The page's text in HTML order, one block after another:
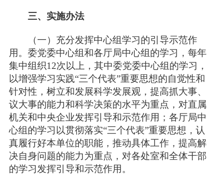
三、实施办法
（一）充分发挥中心组学习的引导示范作
用。委党委中心组和各厅局中心组的学习，每年
集中组织12次以上，其中委党委中心组的学习，
以增强学习实践“三个代表”重要思想的自觉性和
针对性，树立和发展科学发展观，提高抓大事、
议大事的能力和科学决策的水平为重点，对直属
机关和中央企业发挥引导和示范作用；各厅局中
心组的学习以贯彻落实“三个代表”重要思想，认
真履行好本单位的职能，推动具体工作，提高解
决自身问题的能力为重点，对各处室和全体干部
的学习发挥引导和示范作用。